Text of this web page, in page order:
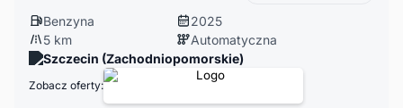
Benzyna
2025
5 km
Automatyczna
Szczecin (Zachodniopomorskie)
Zobacz oferty: